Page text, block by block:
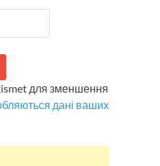
для зменшення
дані ваших